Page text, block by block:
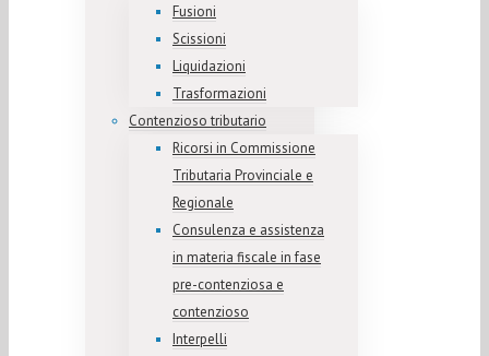
Fusioni
Scissioni
Liquidazioni
Trasformazioni
Contenzioso tributario
Ricorsi in Commissione
Tributaria Provinciale e
Regionale
Consulenza e assistenza
in materia fiscale in fase
pre-contenziosa e
contenzioso
Interpelli